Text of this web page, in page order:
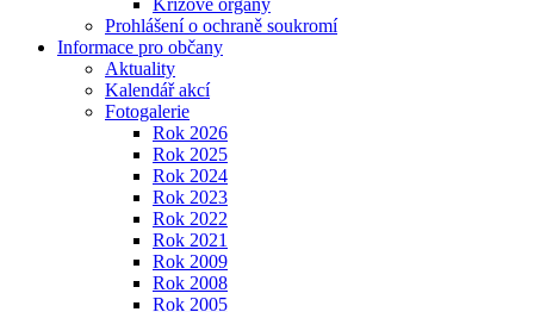
Krizové orgány
Prohlášení o ochraně soukromí
Informace pro občany
Aktuality
Kalendář akcí
Fotogalerie
Rok 2026
Rok 2025
Rok 2024
Rok 2023
Rok 2022
Rok 2021
Rok 2009
Rok 2008
Rok 2005